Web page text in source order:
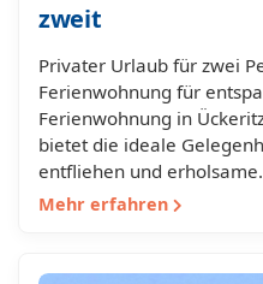
zweit
Privater Urlaub für zwei
Ferienwohnung für
Ferienwohnung in
bietet die ideale
entfliehen und
Mehr erfahren